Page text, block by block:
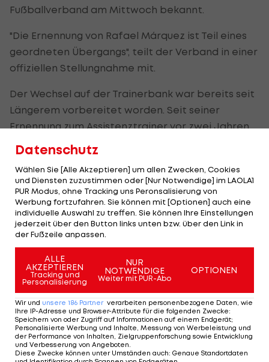
Fußballverband am Mittwoch bekannt.
"Die Ernennung von Rafael Márquez ist Teil eines
geordneten Übergangs", teilt der Verband in einer
offiziellen Stellungnahme mit.
Der Wechsel auf der Trainerbank war bereits seit
Längerem vorbereitet worden. Seit seiner
Ernennung zum Assistenztrainer vor zwei Jahren
war vorgesehen, dass der 47-Jährige nach der
Weltmeisterschaft in Mexiko, den USA und Kanada
die Verantwortung als Chefcoach übernimmt.
Spielte einst für FC Barcelona
Für Márquez ist die neue Aufgabe ein besonderer
Der ehemalige Innenverteidiger zählt zu den
größtenFußball-Legenden seines Landes. Der Ex-
Profi desFC Barcelona– für die Katalanen
bestritt er 242 Pflichtspiele – nahm mit Mexiko an
fünf Weltmeisterschaften teil und prägte über
Datenschutz
Wählen Sie [Alle Akzeptieren] um allen Zwecken, Cookies
und Diensten zuzustimmen oder [Nur Notwendige] im LAOLA1
PUR Modus, ohne Tracking uns Peronsalisierung von
Werbung fortzufahren. Sie können mit [Optionen] auch eine
individuelle Auswahl zu treffen. Sie können Ihre Einstellungen
jederzeit über den Button links unten bzw. über den Link in
der Fußzeile anpassen.
ALLE
AKZEPTIEREN
Tracking und
Personalisierung
NUR
NOTWENDIGE
Weiter mit PUR-Abo
OPTIONEN
Wir und unsere 186 Partner verarbeiten personenbezogene Daten, wie
Ihre IP-Adresse und Browser-Attribute für die folgenden Zwecke:
Speichern von oder Zugriff auf Informationen auf einem Endgerät;
Personalisierte Werbung und Inhalte, Messung von Werbeleistung und
der Performance von Inhalten, Zielgruppenforschung sowie Entwicklung
und Verbesserung von Angeboten.
Diese Zwecke können unter Umständen auch: Genaue Standortdaten